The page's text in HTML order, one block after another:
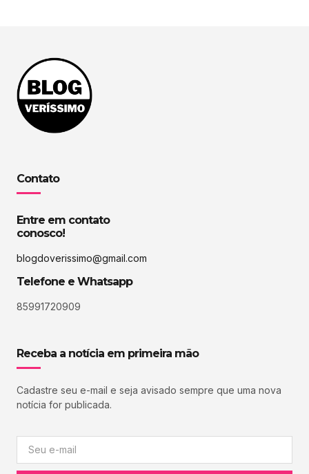
Contato
Entre em contato
conosco!
blogdoverissimo@gmail.com
Telefone e Whatsapp
85991720909
Receba a notícia em primeira mão
Cadastre seu e-mail e seja avisado sempre que uma nova
notícia for publicada.